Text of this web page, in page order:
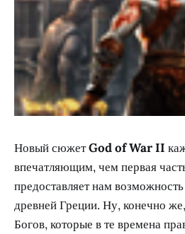
Новый сюжетGod of War II
впечатляющим, чем первая
предоставляет нам
древней Греции. Ну, конечно
Богов, которые в те времена